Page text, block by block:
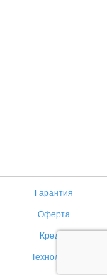
Гарантия
Оферта
Кредит
Технологии